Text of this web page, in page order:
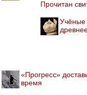
Прочитан
Учёные
«Прогресс»
время